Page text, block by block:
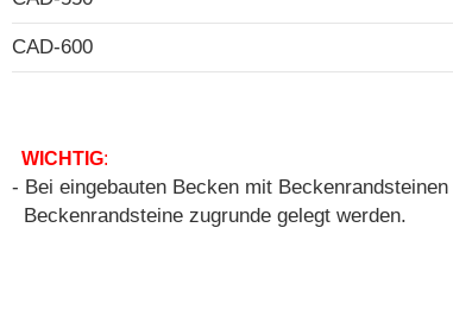
CAD-600
WICHTIG:
- Bei eingebauten Becken mit
Beckenrandsteine zugrunde gelegt werden.